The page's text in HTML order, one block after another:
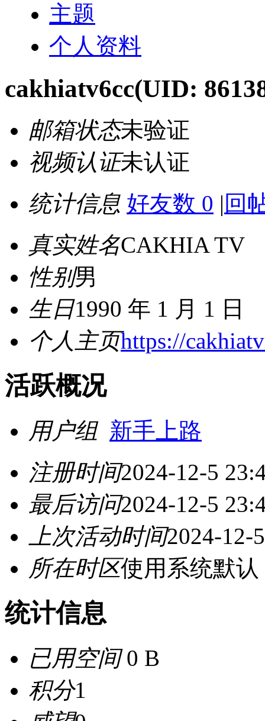
主题
个人资料
cakhiatv6cc(UID:
邮箱状态未验证
视频认证未认证
统计信息 好友数 0 | 回
真实姓名CAKHIA TV
性别男
生日1990 年 1 月 1 日
个人主页https://
活跃概况
用户组 新手上路
注册时间2024-12-5
最后访问2024-12-5
上次活动时间2024-12-
所在时区使用系统默认
统计信息
已用空间0 B
积分1